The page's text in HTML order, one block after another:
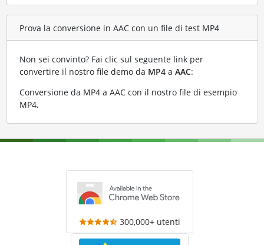
Prova la conversione in AAC con un file di test MP4
Non sei convinto? Fai clic sul seguente link per
convertire il nostro file demo da MP4a AAC:
Conversione da MP4 a AAC con il nostro file di esempio
MP4.
300,000+ utenti